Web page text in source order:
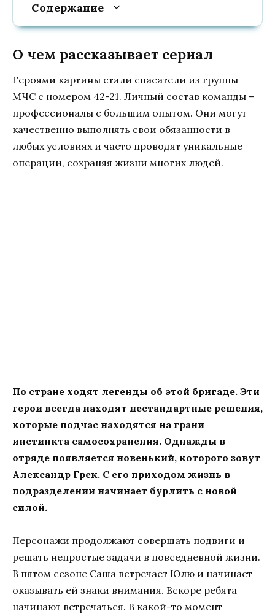
Содержание
О чем рассказывает сериал
Героями картины стали спасатели из группы
МЧС с номером 42-21. Личный состав команды –
профессионалы с большим опытом. Они могут
качественно выполнять свои обязанности в
любых условиях и часто проводят уникальные
операции, сохраняя жизни многих людей.
По стране ходят легенды об этой бригаде. Эти
герои всегда находят нестандартные решения,
которые подчас находятся на грани
инстинкта самосохранения. Однажды в
отряде появляется новенький, которого зовут
Александр Грек. С его приходом жизнь в
подразделении начинает бурлить с новой
силой.
Персонажи продолжают совершать подвиги и
решать непростые задачи в повседневной жизни.
В пятом сезоне Саша встречает Юлю и начинает
оказывать ей знаки внимания. Вскоре ребята
начинают встречаться. В какой-то момент